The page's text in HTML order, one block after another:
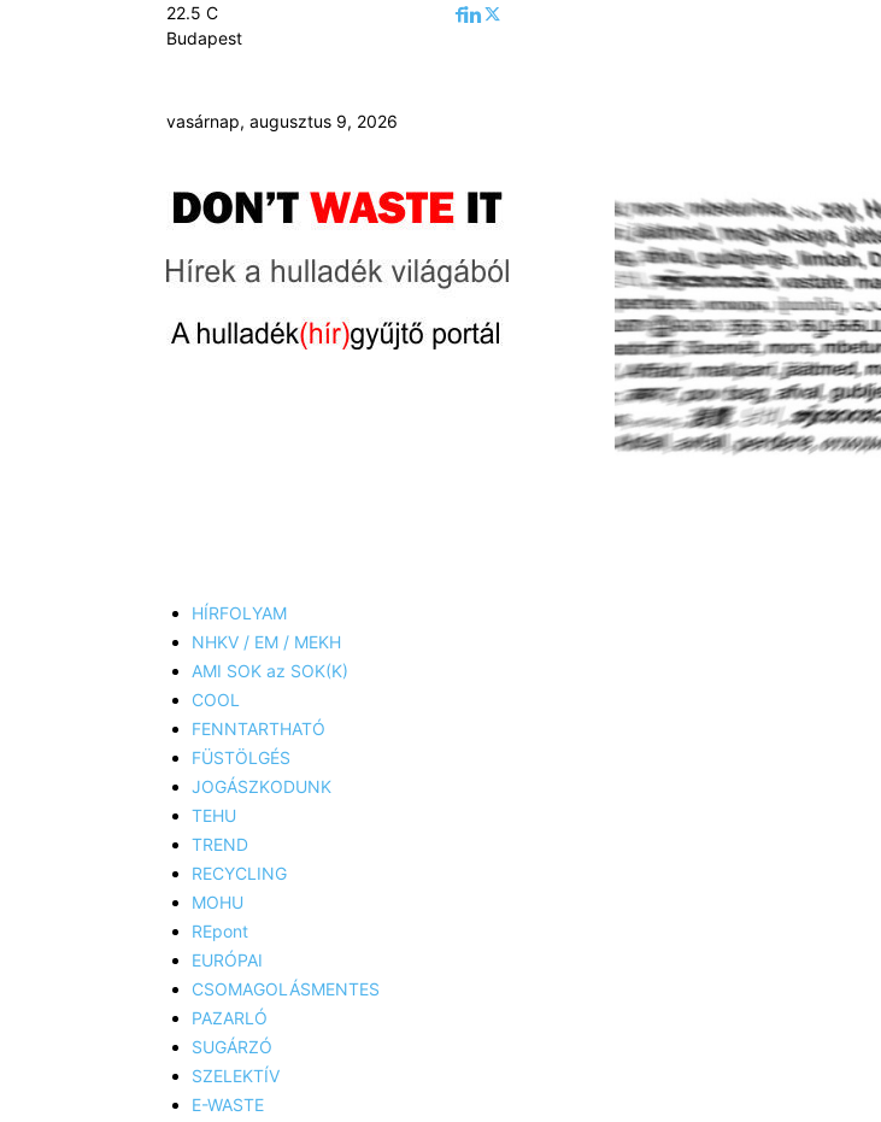
22.5 C
Budapest
vasárnap, augusztus 9, 2026
HÍRFOLYAM
NHKV / EM / MEKH
AMI SOK az SOK(K)
COOL
FENNTARTHATÓ
FÜSTÖLGÉS
JOGÁSZKODUNK
TEHU
TREND
RECYCLING
MOHU
REpont
EURÓPAI
CSOMAGOLÁSMENTES
PAZARLÓ
SUGÁRZÓ
SZELEKTÍV
E-WASTE